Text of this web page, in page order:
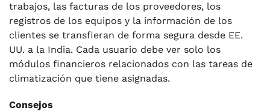
trabajos, las facturas de los proveedores, los
registros de los equipos y la información de los
clientes se transfieran de forma segura desde EE.
UU. a la India. Cada usuario debe ver solo los
módulos financieros relacionados con las tareas de
climatización que tiene asignadas.
Consejos